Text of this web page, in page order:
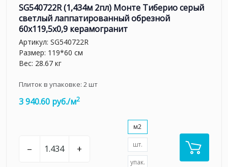
SG540722R (1,434м 2пл) Монте Тиберио серый
светлый лаппатированный обрезной
60x119,5x0,9 керамогранит
Артикул: SG540722R
Размер: 119*60 см
Вес: 28.67 кг
Плиток в упаковке: 2шт
3 940.60 руб./м2
– +
м2
шт.
упак.